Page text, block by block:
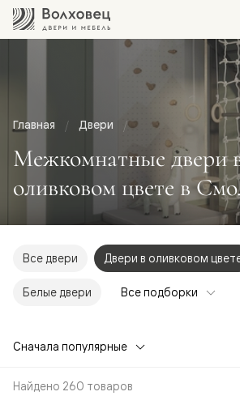
Главная Двери
Межкомнатные двери
оливковом цвете в
Все двери Двери в оливковом
Белые двери Все подборки
Сначала популярные
Найдено 260 товаров